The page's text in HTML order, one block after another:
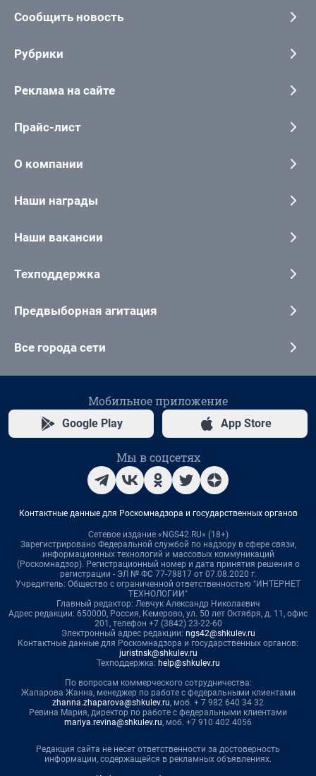
Сообщить новость
Рубрики
Реклама на сайте
Прайс-лист
О компании
Наши награды
Наши вакансии
Техподдержка
Предвыборная агитация
Все города сети
Мобильное приложение
Google Play App Store
Мы в соцсетях
Контактные данные для Роскомнадзора и государственных органов
Сетевое издание «NGS42.RU» (18+)
Зарегистрировано Федеральной службой по надзору в сфере связи,
информационных технологий и массовых коммуникаций
(Роскомнадзор). Регистрационный номер и дата принятия решения о
регистрации - ЭЛ № ФС 77-78817 от 07.08.2020 г.
Учредитель: Общество с ограниченной ответственностью "ИНТЕРНЕТ
ТЕХНОЛОГИИ"
Главный редактор: Левчук Александр Николаевич
Адрес редакции: 650000, Россия, Кемерово, ул. 50 лет Октября, д. 11, офис
201, телефон +7 (3842) 23-22-60
Электронный адрес редакции: ngs42@shkulev.ru
Контактные данные для Роскомнадзора и государственных органов:
juristnsk@shkulev.ru
Техподдержка: help@shkulev.ru
По вопросам коммерческого сотрудничества:
Жапарова Жанна, менеджер по работе с федеральными клиентами
zhanna.zhaparova@shkulev.ru, моб. + 7 982 640 34 32
Ревина Мария, директор по работе с федеральными клиентами
mariya.revina@shkulev.ru, моб. +7 910 402 4056
Редакция сайта не несет ответственности за достоверность
информации, содержащейся в рекламных объявлениях.